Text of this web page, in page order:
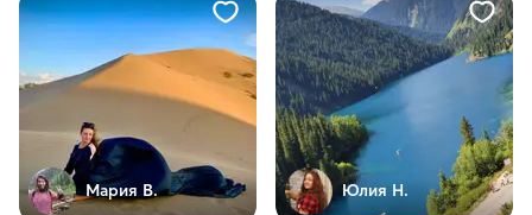
Мария В. Юлия Н.